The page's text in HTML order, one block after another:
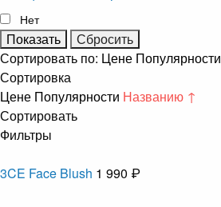
Нет
Сортировать по: Цене Популярности
Сортировка
Цене Популярности Названию ↑
Сортировать
Фильтры
3CE Face Blush 1 990 ₽